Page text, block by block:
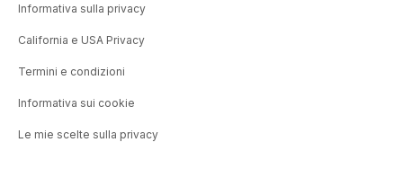
Informativa sulla privacy
California e USA Privacy
Termini e condizioni
Informativa sui cookie
Le mie scelte sulla privacy